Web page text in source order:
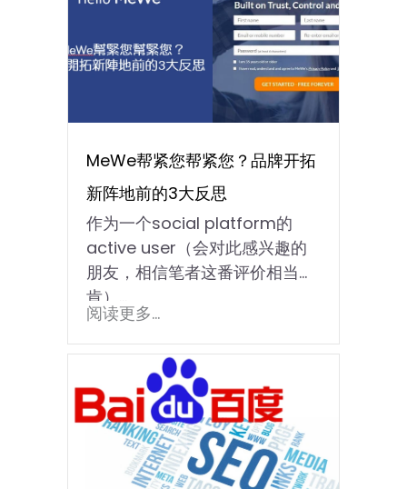
MeWe帮紧您帮紧您？品牌开拓
新阵地前的3大反思￼
作为一个social platform的
active user（会对此感兴趣的
朋友，相信笔者这番评价相当中
肯）...
阅读更多...